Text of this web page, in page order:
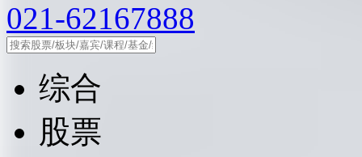
021-62167888
综合
股票